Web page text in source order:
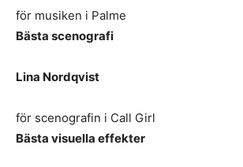
för musiken i Palme
Bästa scenografi
Lina Nordqvist
för scenografin i Call Girl
Bästa visuella effekter